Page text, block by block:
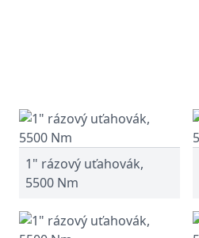
1" rázový uťahovák,
5500 Nm